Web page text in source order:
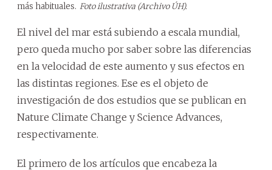
más habituales. Foto ilustrativa (Archivo ÚH).
El nivel del mar está subiendo a escala mundial,
pero queda mucho por saber sobre las diferencias
en la velocidad de este aumento y sus efectos en
las distintas regiones. Ese es el objeto de
investigación de dos estudios que se publican en
Nature Climate Change y Science Advances,
respectivamente.
El primero de los artículos que encabeza la